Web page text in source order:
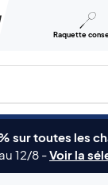
Raquette
produits, de
sur toutes les
12/8 -Voir la